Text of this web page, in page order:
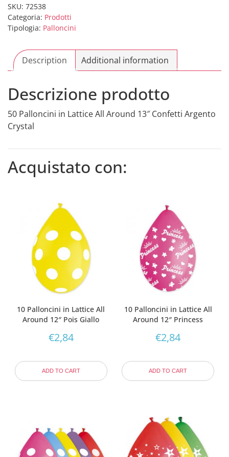
All
Around
13"
Argento
Crystal
SKU: 72538
Categoria: Prodotti
Tipologia: Palloncini
Description Additional information
Descrizione prodotto
50 Palloncini in Lattice All Around 13″ Confetti Argento
Crystal
Acquistato con:
10 Palloncini in Lattice All
Around 12″ Pois Giallo
€2,84
ADD TO CART
10 Palloncini in Lattice All
Around 12″ Princess
€2,84
ADD TO CART